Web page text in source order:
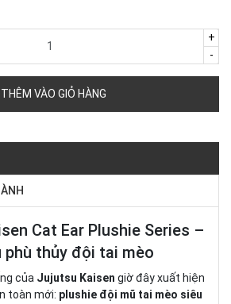
-
+
THÊM VÀO GIỎ HÀNG
Cat Ear Plushie Series –
phù thủy đội tai mèo
của Jujutsu Kaisen giờ đây xuất hiện
toàn mới: plushie đội mũ tai mèo siêu